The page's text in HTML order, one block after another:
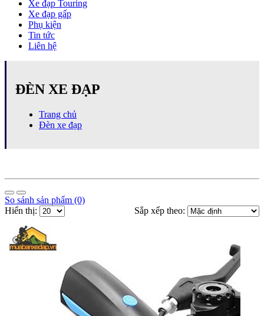
Xe đạp Touring
Xe đạp gấp
Phụ kiện
Tin tức
Liên hệ
ĐÈN XE ĐẠP
Trang chủ
Đèn xe đạp
So sánh sản phẩm (0)
Sắp xếp theo:
Hiển thị: